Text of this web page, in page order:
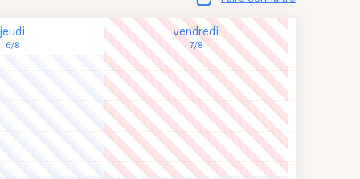
jeudi
6/8
vendredi
7/8